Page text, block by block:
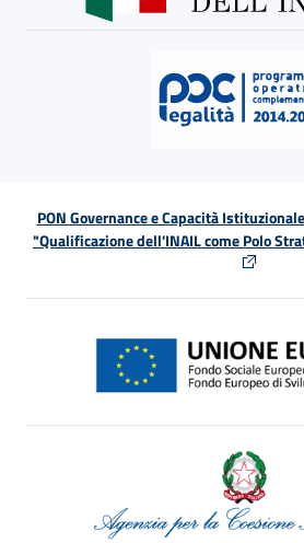
PON Governance e Capacità
"Qualificazione dell'INAIL come Polo